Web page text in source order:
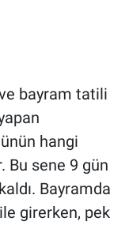
bayram tatili
hangi
Bu sene 9 gün
Bayramda
girerken, pek